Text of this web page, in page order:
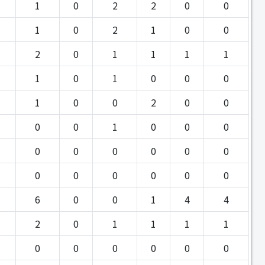
1 0 2 2 0
0
1
0 2 1 0
0
2
0 1 1 1
1
1
0 1 0 0
0
1
0 0 2 0
0
0
0 1 0 0
0
0
0 0 0 0
0
0
0 0 0 0
0
6
0 0 1 4
4
2
0 1 1 1
1
0
0 0 0 0
0